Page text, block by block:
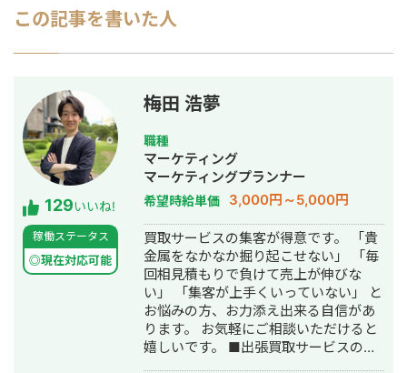
この記事を書いた人
129いいね!
稼働ステータス
◎現在対応可能
梅田 浩夢
職種
マーケティング
マーケティングプランナー
希望時給単価 3,000円～5,000円
買取サービスの集客が得意です。 「貴
金属をなかなか掘り起こせない」 「毎
回相見積もりで負けて売上が伸びな
い」 「集客が上手くいっていない」 と
お悩みの方、お力添え出来る自信があ
ります。 お気軽にご相談いただけると
嬉しいです。 ■出張買取サービスの集